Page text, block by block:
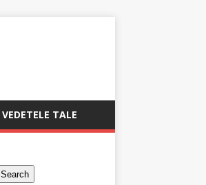
VEDETELE TALE
Search